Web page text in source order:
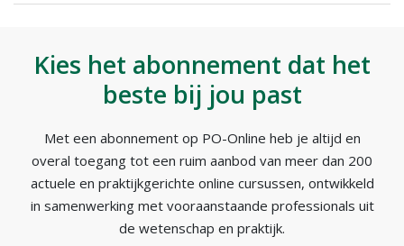
Kies het abonnement dat het
beste bij jou past
Met een abonnement op PO-Online heb je altijd en
overal toegang tot een ruim aanbod van meer dan 200
actuele en praktijkgerichte online cursussen, ontwikkeld
in samenwerking met vooraanstaande professionals uit
de wetenschap en praktijk.